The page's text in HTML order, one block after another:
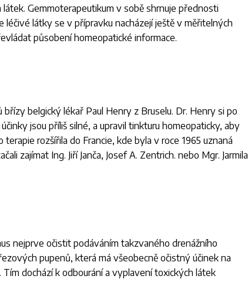
Gemmoterapeutikum v sobě shrnuje přednosti
látky se v přípravku nacházejí ještě v měřitelných
působení homeopatické informace.
belgický lékař Paul Henry z Bruselu. Dr. Henry si po
jsou příliš silné, a upravil tinkturu homeopaticky, aby
rozšířila do Francie, kde byla v roce 1965 uznaná
zajímat Ing. Jiří Janča, Josef A. Zentrich. nebo Mgr. Jarmila
nejprve očistit podáváním takzvaného drenážního
pupenů, která má všeobecně očistný účinek na
dochází k odbourání a vyplavení toxických látek